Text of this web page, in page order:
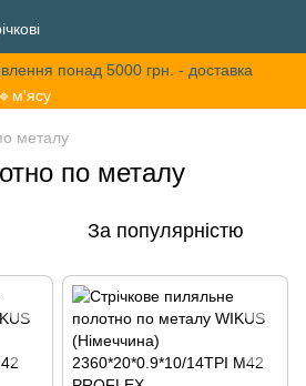
понад 5000 грн. - доставка
металу
по металу
За популярністю